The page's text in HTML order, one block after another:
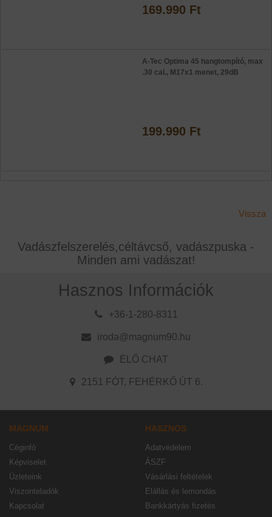
169.990 Ft
A-Tec Optima 45 hangtompító, max
.30 cal., M17x1 menet, 29dB
199.990 Ft
Vissza
Vadászfelszerelés,céltávcső, vadászpuska -
Minden ami vadászat!
Hasznos Információk
+36-1-280-8311
iroda@magnum90.hu
ÉLŐ CHAT
2151 FÓT, FEHÉRKŐ ÚT 6.
MAGNUM
Céginfó
Képviselet
Üzleteink
Viszonteladók
Kapcsolat
HASZNOS
Adatvédelem
ÁSZF
Vásárlási feltételek
Elállás és lemondás
Bankkártyás fizetés